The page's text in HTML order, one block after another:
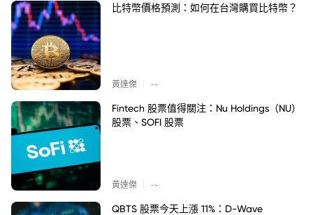
比特幣價格預測：如何在台灣購買比特幣？
黃達傑 --
Fintech 股票值得關注：Nu Holdings（NU）
股票、SOFI 股票
黃達傑 --
QBTS 股票今天上漲 11%：D-Wave